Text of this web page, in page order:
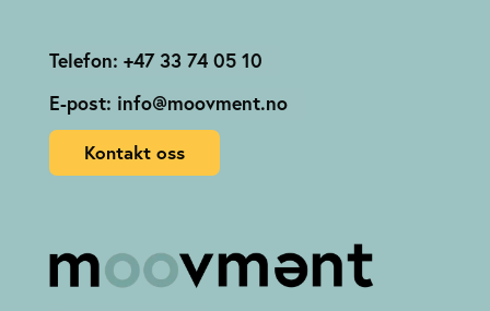
Telefon: +47 33 74 05 10
E-post: info@moovment.no
Kontakt oss